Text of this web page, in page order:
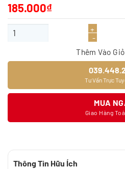
185.000₫
Sàn gỗ Kosmos S296 số lượng
Thêm Vào
Tư Vấn Trực
MUA
Giao Hàng
Thông Tin Hữu Ích